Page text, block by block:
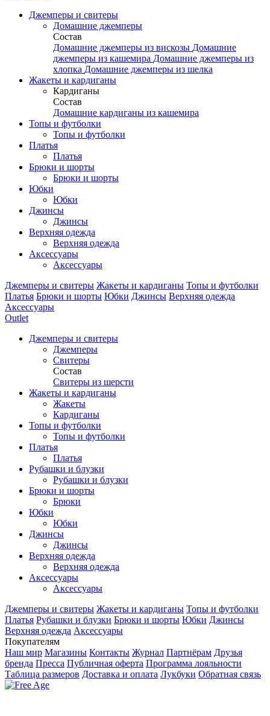
Джемперы и свитеры
Домашние джемперы
Состав
Домашние джемперы из вискозы Домашние
джемперы из кашемира Домашние джемперы из
хлопка Домашние джемперы из шелка
Жакеты и кардиганы
Кардиганы
Состав
Домашние кардиганы из кашемира
Топы и футболки
Топы и футболки
Платья
Платья
Брюки и шорты
Брюки и шорты
Юбки
Юбки
Джинсы
Джинсы
Верхняя одежда
Верхняя одежда
Аксессуары
Аксессуары
Джемперы и свитеры Жакеты и кардиганы Топы и футболки
Платья Брюки и шорты Юбки Джинсы Верхняя одежда
Аксессуары
Outlet
Джемперы и свитеры
Джемперы
Свитеры
Состав
Свитеры из шерсти
Жакеты и кардиганы
Жакеты
Кардиганы
Топы и футболки
Топы и футболки
Платья
Платья
Рубашки и блузки
Рубашки и блузки
Брюки и шорты
Брюки
Юбки
Юбки
Джинсы
Джинсы
Верхняя одежда
Верхняя одежда
Аксесcуары
Аксесcуары
Джемперы и свитеры Жакеты и кардиганы Топы и футболки
Платья Рубашки и блузки Брюки и шорты Юбки Джинсы
Верхняя одежда Аксесcуары
Покупателям
Наш мир Магазины Контакты Журнал Партнёрам Друзья
бренда Пресса Публичная оферта Программа лояльности
Таблица размеров Доставка и оплата Лукбуки Обратная связь